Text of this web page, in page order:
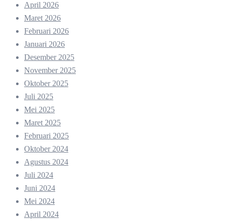
April 2026
Maret 2026
Februari 2026
Januari 2026
Desember 2025
November 2025
Oktober 2025
Juli 2025
Mei 2025
Maret 2025
Februari 2025
Oktober 2024
Agustus 2024
Juli 2024
Juni 2024
Mei 2024
April 2024